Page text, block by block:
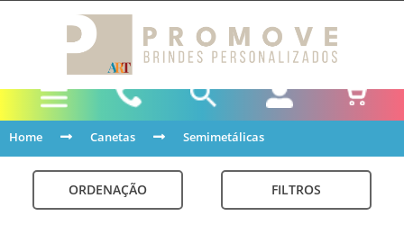
Home Canetas Semimetálicas
ORDENAÇÃO FILTROS